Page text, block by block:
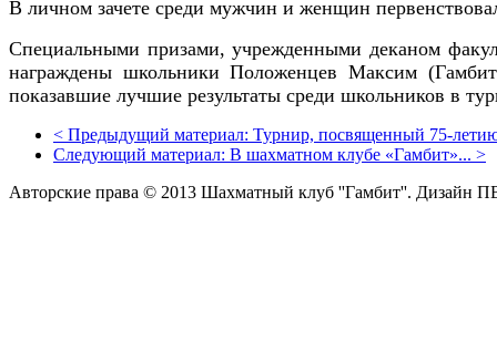
В личном зачете среди мужчин и женщин
Специальными призами, учрежденными деканом
награждены школьники Положенцев Максим
показавшие лучшие результаты среди школьников в
< Предыдущий материал: Турнир, посвященный 75-
Следующий материал: В шахматном клубе «Гамбит»... >
Авторские права © 2013 Шахматный клуб ''Гамбит''. Дизайн